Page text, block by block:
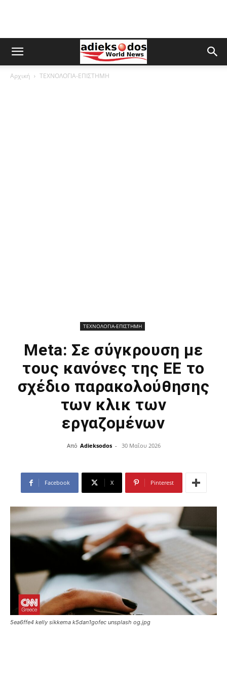
Αρχική ΤΕΧΝΟΛΟΓΙΑ-ΕΠΙΣΤΗΜΗ
ΤΕΧΝΟΛΟΓΙΑ-ΕΠΙΣΤΗΜΗ
Meta: Σε σύγκρουση με
τους κανόνες της ΕΕ το
σχέδιο παρακολούθησης
των κλικ των
εργαζομένων
Από Adieksodos - 30 Μαΐου 2026
Facebook X Pinterest
5ea6ffe4 kelly sikkema k5dan1gofec unsplash og.jpg